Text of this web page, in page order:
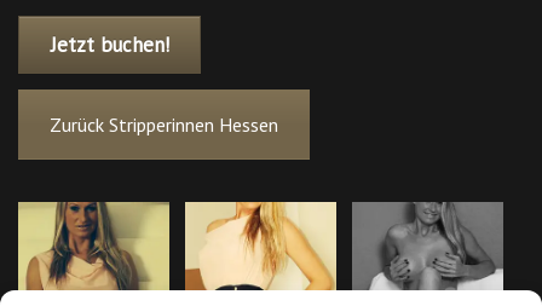
Jetzt buchen!
Zurück Stripperinnen Hessen